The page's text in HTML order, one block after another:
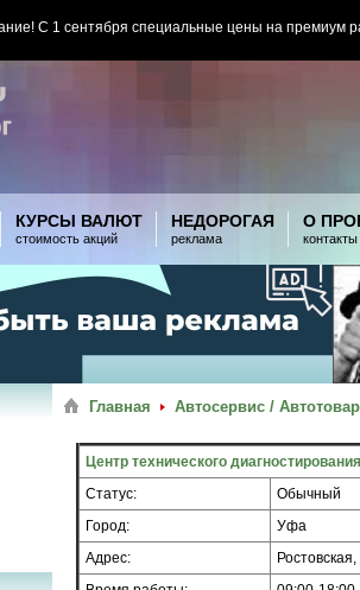
С 1 сентября специальные цены на премиум
КУРСЫ ВАЛЮТ
стоимость акций
НЕДОРОГАЯ
реклама
О
контакты
Главная Автосервис /
Центр технического
Статус:
Обычный
Город:
Уфа
Адрес: